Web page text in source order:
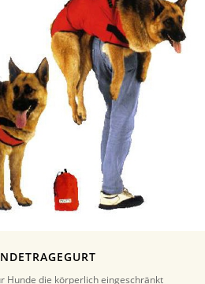
Hunde die körperlich eingeschränkt